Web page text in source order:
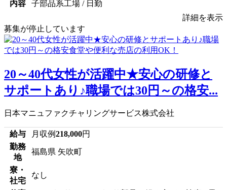
内容
子部品系工場 / 日勤
詳細を表示
募集が停止しています
20～40代女性が活躍中★安心の研修と
サポートあり♪職場では30円～の格安...
日本マニュファクチャリングサービス株式会社
給与 月収例218,000円
勤務
地
福島県 矢吹町
寮・
社宅
なし